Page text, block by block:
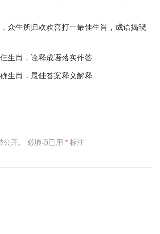
众生所归欢欢喜打一最佳生肖，成语揭晓
生肖，诠释成语落实作答
生肖，最佳答案释义解释
开。 必填项已用 *标注